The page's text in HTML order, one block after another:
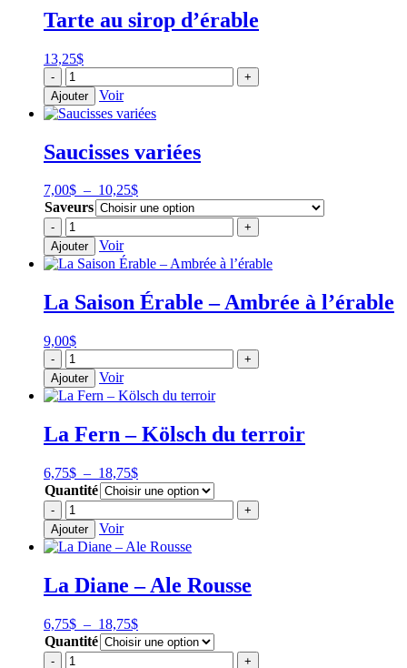
Tarte au sirop d’érable
13,25$
-
quantité
de
Tarte
au
d'érable
+
Ajouter
Voir
Saucisses variées
7,00$ – 10,25$Plage
de
prix :
7,00$
à
10,25$
Saveurs
-
quantité
de
Saucisses
variées
+
Ajouter
Voir
La Saison Érable – Ambrée à l’érable
9,00$
-
quantité
de
La
Saison
-
à
l'érable
+
Ajouter
Voir
La Fern – Kölsch du terroir
6,75$ – 18,75$Plage
de
prix :
6,75$
18,75$
Quantité
-
quantité
de
La
Fern
Kölsch
terroir
+
Ajouter
Voir
La Diane – Ale Rousse
6,75$ – 18,75$Plage
de
prix :
Quantité
-
quantité
+